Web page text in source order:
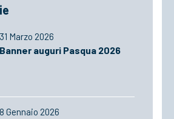
31 Marzo 2026
Banner auguri Pasqua 2026
8 Gennaio 2026